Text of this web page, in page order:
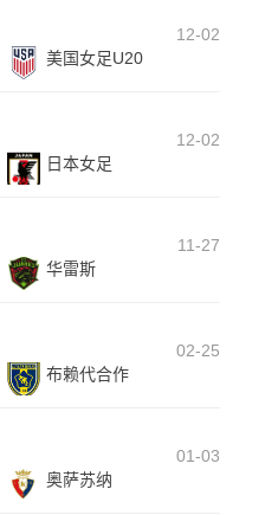
12-02
美国女足U20
12-02
日本女足
11-27
华雷斯
02-25
布赖代合作
01-03
奥萨苏纳